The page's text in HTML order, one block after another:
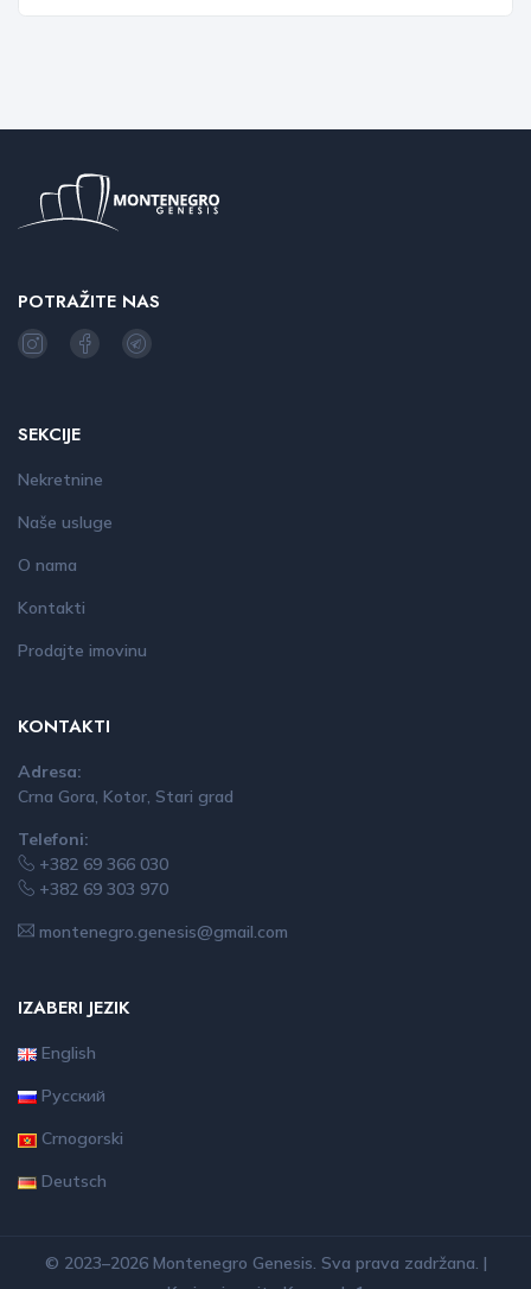
POTRAŽITE NAS
SEKCIJE
Nekretnine
Naše usluge
O nama
Kontakti
Prodajte imovinu
KONTAKTI
Adresa:
Crna Gora, Kotor, Stari grad
Telefoni:
+382 69 366 030
+382 69 303 970
montenegro.genesis@gmail.com
IZABERI JEZIK
English
Русский
Crnogorski
Deutsch
© 2023–2026 Montenegro Genesis. Sva prava zadržana. |